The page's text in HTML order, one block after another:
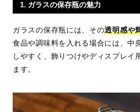
1. ガラスの保存瓶の魅力
ガラスの保存瓶には、その透明感や
食品や調味料を入れる場合には、中
しやすく、飾りつけやディスプレイ
ます。